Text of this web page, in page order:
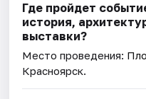
Где пройдет
история,
выставки?
Место проведения:
Красноярск.